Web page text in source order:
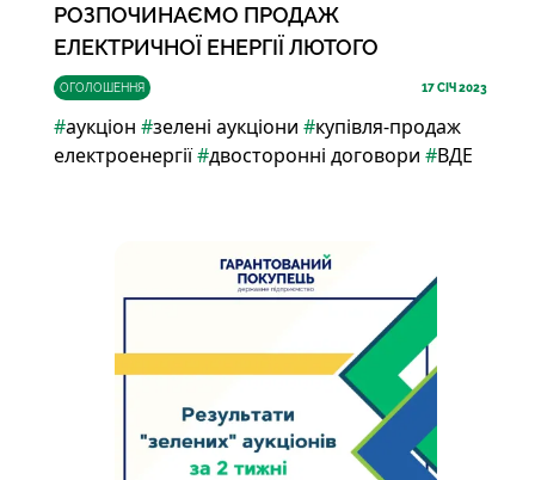
ОГОЛОШЕННЯ 17СІЧ 2023
РОЗПОЧИНАЄМО ПРОДАЖ
ЕЛЕКТРИЧНОЇ ЕНЕРГІЇ ЛЮТОГО
#аукціон #зелені аукціони #купівля-продаж
електроенергії#двосторонні договори #ВДЕ